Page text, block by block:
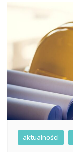
aktualności